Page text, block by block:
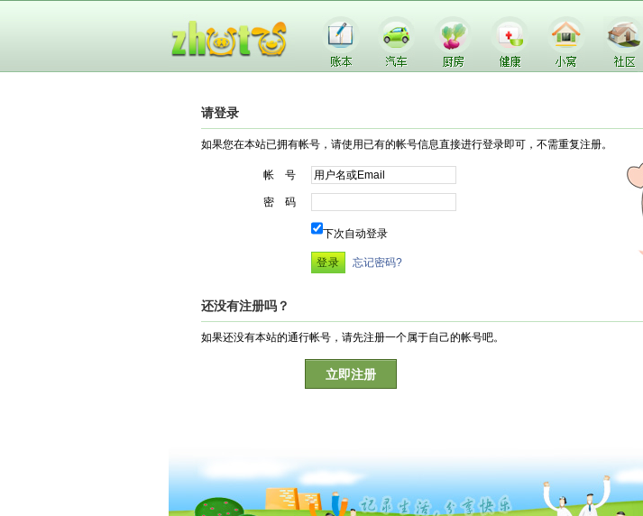
请登录
如果您在本站已拥有帐号，请使用已有的帐号信息直接进行登录即可，不需重复注册。
帐 号
密 码
下次自动登录
忘记密码?
还没有注册吗？
如果还没有本站的通行帐号，请先注册一个属于自己的帐号吧。
立即注册